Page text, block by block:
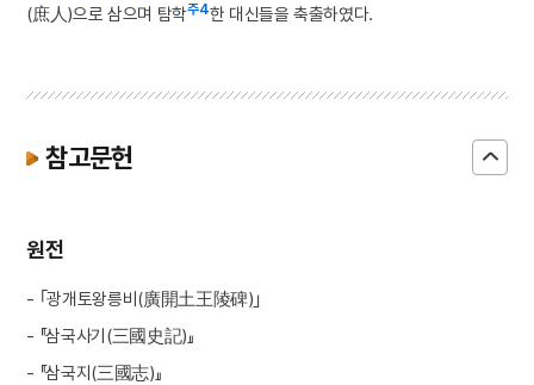
(庶人)으로 삼으며 탐학주4한 대신들을 축출하였다.
참고문헌
원전
- ｢광개토왕릉비(廣開土王陵碑)｣
- 『삼국사기(三國史記)』
- 『삼국지(三國志)』